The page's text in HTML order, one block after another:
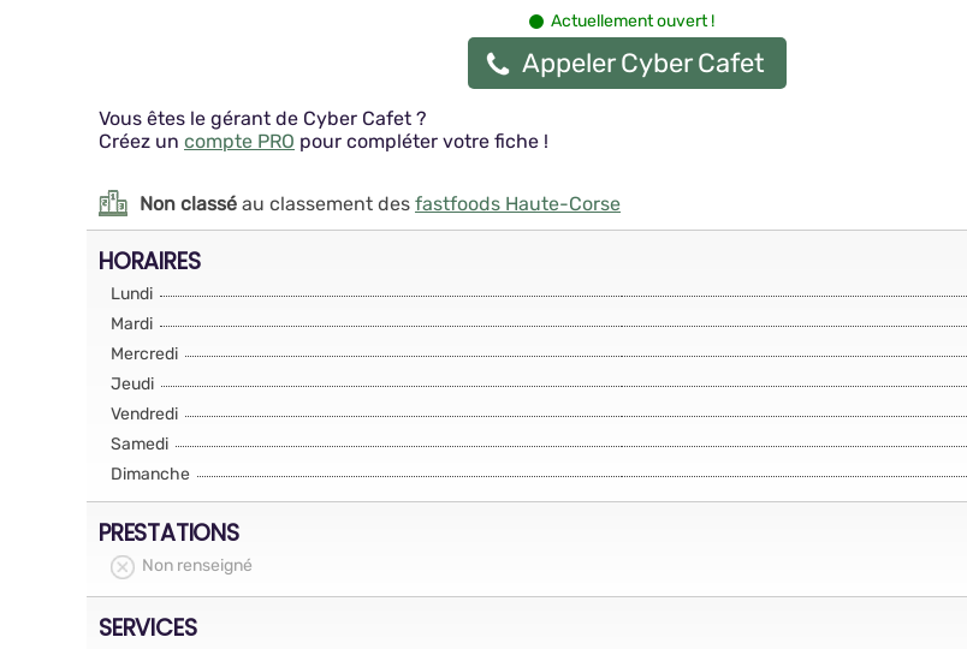
Actuellement ouvert !
Appeler Cyber Cafet
Vous êtes le gérant de Cyber Cafet ?
Créez un compte PRO pour compléter votre fiche !
Non classé au classement des fastfoods Haute-Corse
HORAIRES
Lundi
Mardi
Mercredi
Jeudi
Vendredi
Samedi
Dimanche
PRESTATIONS
Non renseigné
SERVICES